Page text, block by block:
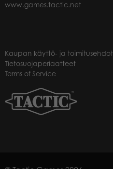
www.games.tactic.net
Kaupan käyttö- ja toimitusehdot
Tietosuojaperiaatteet
Terms of Service